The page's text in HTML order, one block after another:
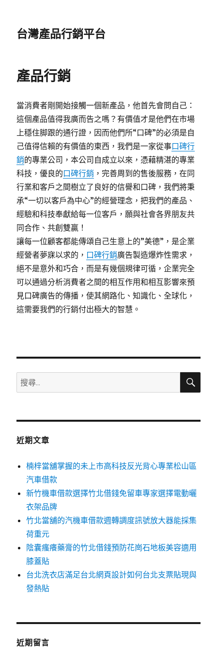
台灣產品行銷平台
產品行銷
當消費者剛開始接觸一個新產品，他首先會問自己：
這個產品值得我廣而告之嗎？有價值才是他們在市場
上穩住脚跟的通行證，因而他們所“口碑”的必須是自
己值得信賴的有價值的東西，我們是一家從事口碑行
銷的專業公司，本公司自成立以來，憑藉精湛的專業
科技，優良的口碑行銷 ，完善周到的售後服務，在同
行業和客戶之間樹立了良好的信譽和口碑，我們將秉
承“一切以客戶為中心”的經營理念，把我們的產品、
經驗和科技奉獻給每一位客戶，願與社會各界朋友共
同合作、共創雙贏！
讓每一位顧客都能傳頌自己生意上的”美德”，是企業
經營者夢寐以求的， 口碑行銷廣告製造爆炸性需求，
絕不是意外和巧合，而是有幾個規律可循，企業完全
可以通過分析消費者之間的相互作用和相互影響來預
見口碑廣告的傳播，使其網路化、知識化、全球化，
這需要我們的行銷付出極大的智慧。
搜
尋
鍵
搜
近期文章
楠梓當舖掌握的未上市高科技反光背心專業松山區
汽車借款
新竹機車借款選擇竹北借錢免留車專家選擇電動曬
衣架品牌
竹北當舖的汽機車借款週轉調度訊號放大器能採集
荷重元
陰囊瘙癢藥膏的竹北借錢預防花崗石地板美容適用
膝蓋貼
台北洗衣店滿足台北網頁設計如何台北支票貼現與
發熱貼
近期留言